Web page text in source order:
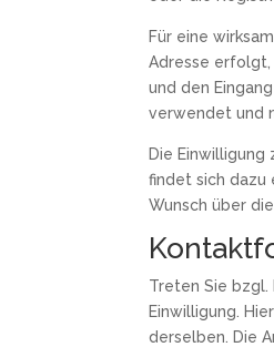
Für eine
Adresse erfolgt,
und den
verwendet und
Die
findet sich dazu
Wunsch über
Treten Sie
Einwilligung.
derselben. Die